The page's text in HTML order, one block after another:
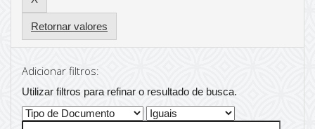
Retornar valores
Adicionar filtros:
Utilizar filtros para refinar o resultado de busca.